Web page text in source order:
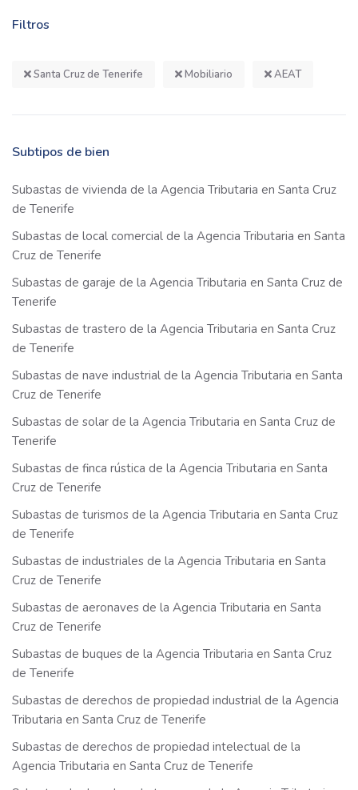
Filtros
Santa Cruz de Tenerife Mobiliario AEAT
Subtipos de bien
Subastas de vivienda de la Agencia Tributaria en Santa Cruz
de Tenerife
Subastas de local comercial de la Agencia Tributaria en Santa
Cruz de Tenerife
Subastas de garaje de la Agencia Tributaria en Santa Cruz de
Tenerife
Subastas de trastero de la Agencia Tributaria en Santa Cruz
de Tenerife
Subastas de nave industrial de la Agencia Tributaria en Santa
Cruz de Tenerife
Subastas de solar de la Agencia Tributaria en Santa Cruz de
Tenerife
Subastas de finca rústica de la Agencia Tributaria en Santa
Cruz de Tenerife
Subastas de turismos de la Agencia Tributaria en Santa Cruz
de Tenerife
Subastas de industriales de la Agencia Tributaria en Santa
Cruz de Tenerife
Subastas de aeronaves de la Agencia Tributaria en Santa
Cruz de Tenerife
Subastas de buques de la Agencia Tributaria en Santa Cruz
de Tenerife
Subastas de derechos de propiedad industrial de la Agencia
Tributaria en Santa Cruz de Tenerife
Subastas de derechos de propiedad intelectual de la
Agencia Tributaria en Santa Cruz de Tenerife